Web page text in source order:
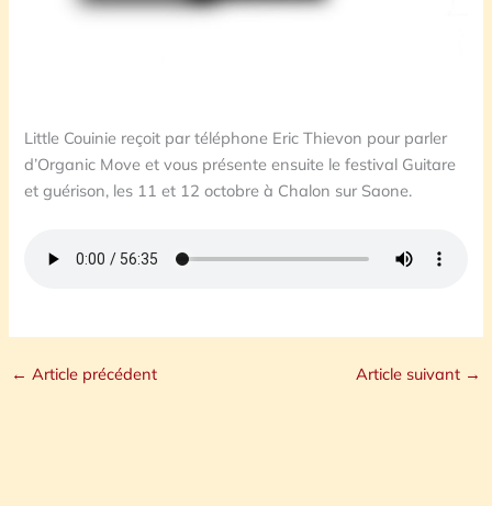
Little Couinie reçoit par téléphone Eric Thievon pour parler
d’Organic Move et vous présente ensuite le festival Guitare
et guérison, les 11 et 12 octobre à Chalon sur Saone.
← Article précédent Article suivant →